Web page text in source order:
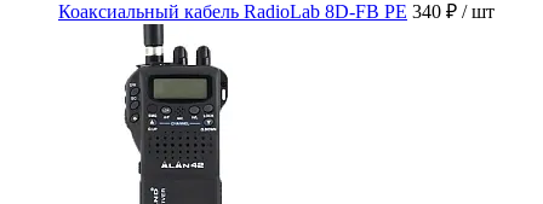
Коаксиальный кабель RadioLab 8D-FB PE 340 ₽ / шт